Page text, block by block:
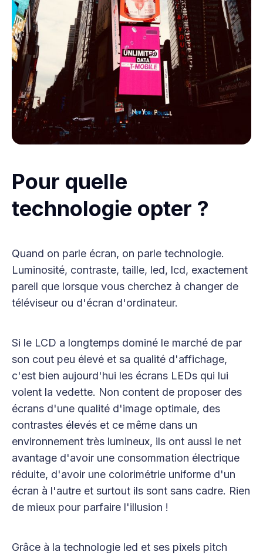
Pour quelle
technologie opter ?
Quand on parle écran, on parle technologie.
Luminosité, contraste, taille, led, lcd, exactement
pareil que lorsque vous cherchez à changer de
téléviseur ou d'écran d'ordinateur.
Si le LCD a longtemps dominé le marché de par
son cout peu élevé et sa qualité d'affichage,
c'est bien aujourd'hui les écrans LEDs qui lui
volent la vedette. Non content de proposer des
écrans d'une qualité d'image optimale, des
contrastes élevés et ce même dans un
environnement très lumineux, ils ont aussi le net
avantage d'avoir une consommation électrique
réduite, d'avoir une colorimétrie uniforme d'un
écran à l'autre et surtout ils sont sans cadre. Rien
de mieux pour parfaire l'illusion !
Grâce à la technologie led et ses pixels pitch